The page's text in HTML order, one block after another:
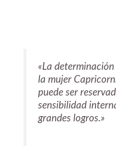
«La
la mujer
puede ser
sensibilidad
grandes logros.»